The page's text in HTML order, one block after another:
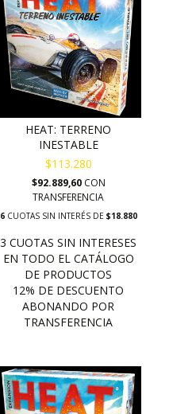
HEAT: TERRENO
INESTABLE
$113.280
$92.889,60 CON
TRANSFERENCIA
6CUOTAS SIN INTERÉS DE $18.880